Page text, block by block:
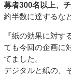
募者300名以上、
約半数に達するな
『紙の効果に対す
ても今回の企画に
てました。
デジタルと紙の、